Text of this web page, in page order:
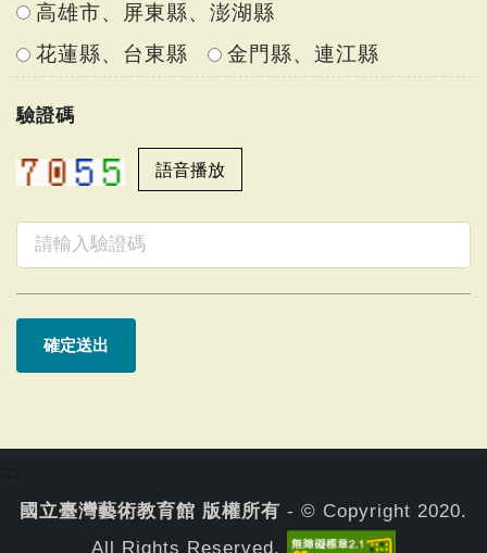
高雄市、屏東縣、澎湖縣
花蓮縣、台東縣
金門縣、連江縣
驗證碼
國立臺灣藝術教育館 版權所有 - © Copyright 2020.
All Rights Reserved.